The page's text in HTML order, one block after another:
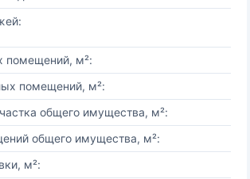
помещений, м²:
помещений, м²:
общего имущества, м²:
общего имущества, м²:
м²: